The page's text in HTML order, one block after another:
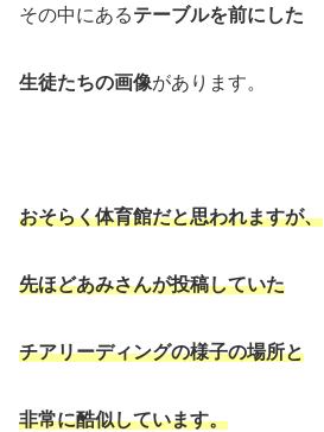
その中にあるテーブルを前にした
生徒たちの画像があります。
おそらく体育館だと思われますが、
先ほどあみさんが投稿していた
チアリーディングの様子の場所と
非常に酷似しています。